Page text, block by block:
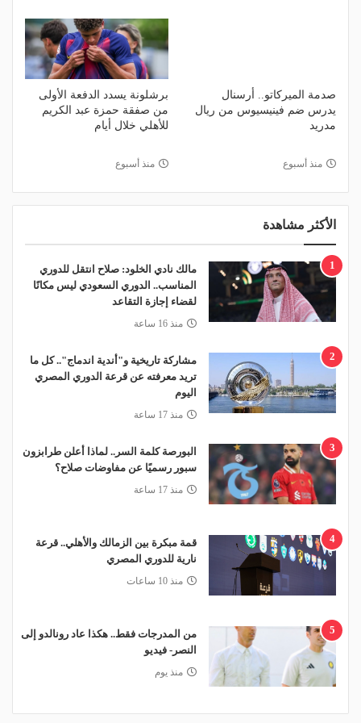
صدمة الميركاتو.. أرسنال
يدرس ضم فينيسيوس من ريال
مدريد
منذ أسبوع
برشلونة يسدد الدفعة الأولى
من صفقة حمزة عبد الكريم
للأهلي خلال أيام
منذ أسبوع
الأكثر مشاهدة
1
مالك نادي الخلود: صلاح انتقل للدوري
المناسب.. الدوري السعودي ليس مكانًا
لقضاء إجازة التقاعد
منذ 16 ساعة
2
مشاركة تاريخية و"أندية اندماج".. كل ما
تريد معرفته عن قرعة الدوري المصري
اليوم
منذ 17 ساعة
3
البورصة كلمة السر.. لماذا أعلن طرابزون
سبور رسميًا عن مفاوضات صلاح؟
منذ 17 ساعة
4
قمة مبكرة بين الزمالك والأهلي.. قرعة
نارية للدوري المصري
منذ 10 ساعات
5
من المدرجات فقط.. هكذا عاد رونالدو إلى
النصر- فيديو
منذ يوم